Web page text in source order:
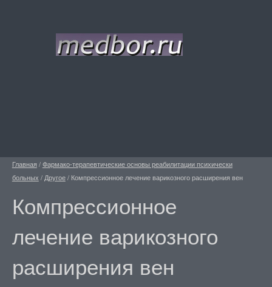
Главная /Фармако-терапевтические основы реабилитации психически
больных / Другое/ Компрессионное лечение варикозного расширения вен
Компрессионное
лечение варикозного
расширения вен